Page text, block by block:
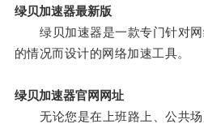
绿贝加速器最新版
绿贝加速器是一款专门针对网
的情况而设计的网络加速工具。
绿贝加速器官网网址
无论您是在上班路上、公共场